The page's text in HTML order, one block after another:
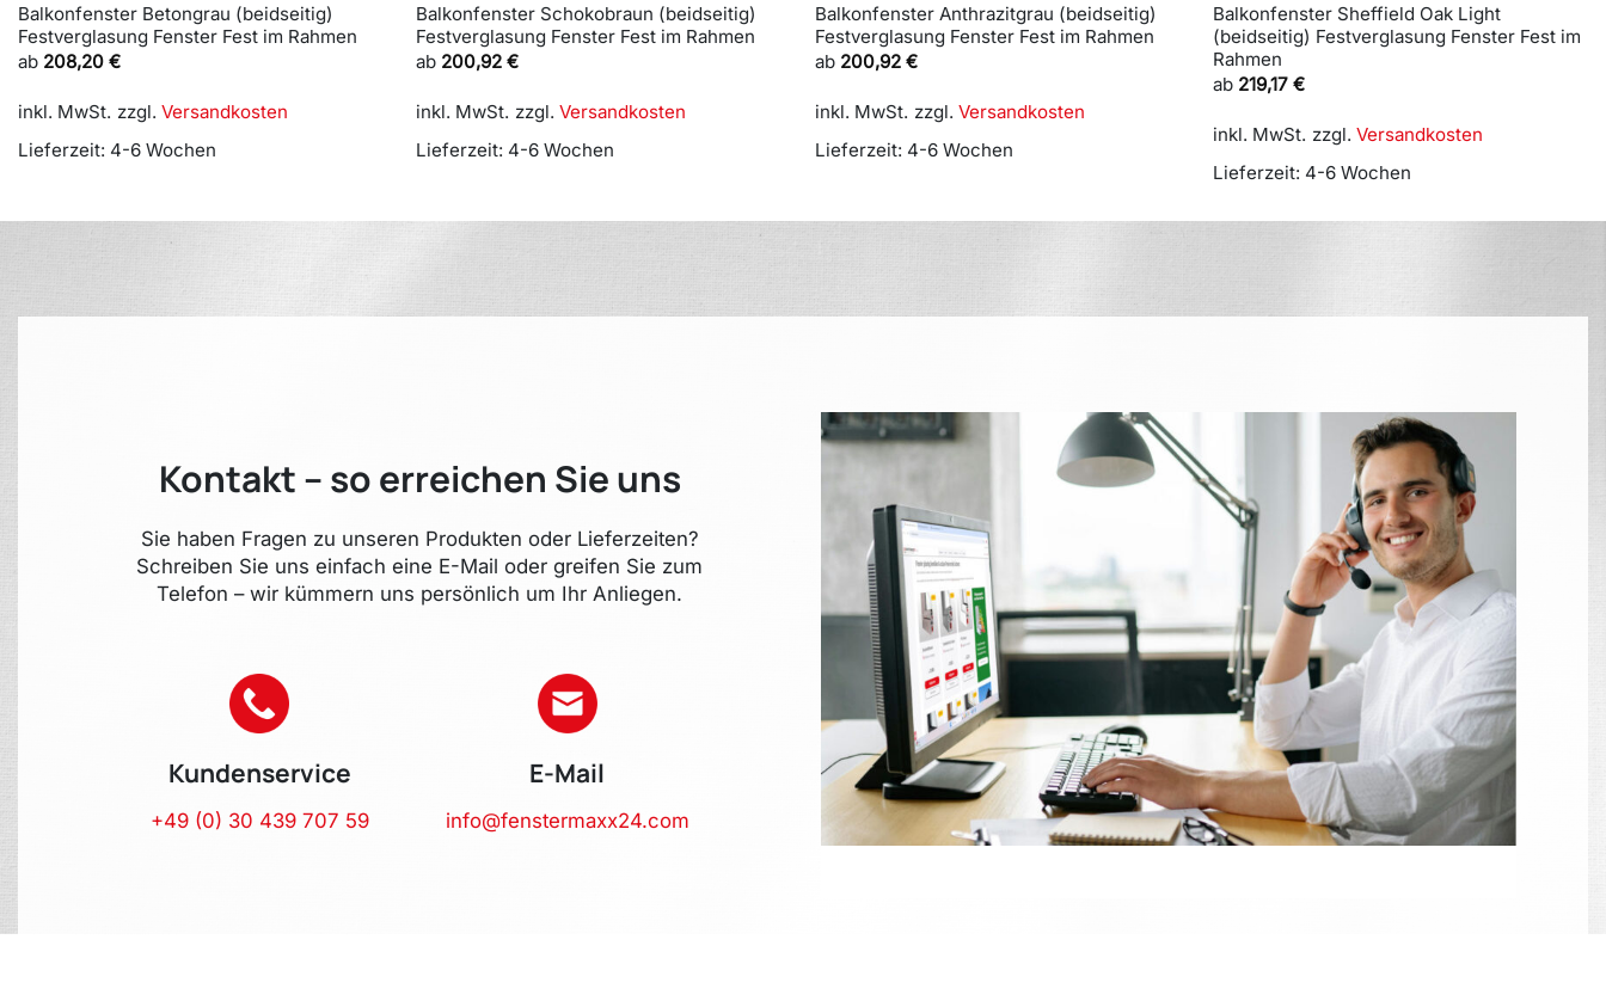
Balkonfenster Betongrau (beidseitig)
Festverglasung Fenster Fest im Rahmen
ab 208,20 €
inkl. MwSt. zzgl. Versandkosten
Lieferzeit: 4-6 Wochen
Balkonfenster Schokobraun (beidseitig)
Festverglasung Fenster Fest im Rahmen
ab 200,92€
inkl. MwSt. zzgl.Versandkosten
Lieferzeit: 4-6 Wochen
Balkonfenster Anthrazitgrau (beidseitig)
Festverglasung Fenster Fest im Rahmen
ab 200,92 €
inkl. MwSt. zzgl. Versandkosten
Lieferzeit: 4-6 Wochen
Balkonfenster Sheffield Oak Light
(beidseitig) Festverglasung Fenster Fest im
Rahmen
ab 219,17€
inkl. MwSt. zzgl.Versandkosten
Lieferzeit: 4-6 Wochen
Kontakt – so erreichen Sie uns
Sie haben Fragen zu unseren Produkten oder Lieferzeiten?
Schreiben Sie uns einfach eine E-Mail oder greifen Sie zum
Telefon – wir kümmern uns persönlich um Ihr Anliegen.
Kundenservice
+49 (0) 30 439 707 59
E-Mail
info@fenstermaxx24.com